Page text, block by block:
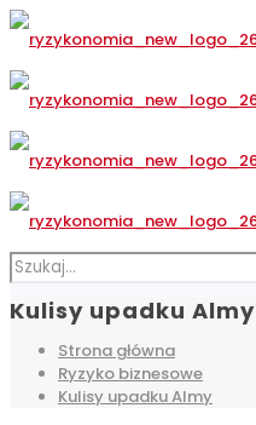
Kulisy upadku Almy
Strona główna
Ryzyko biznesowe
Kulisy upadku Almy